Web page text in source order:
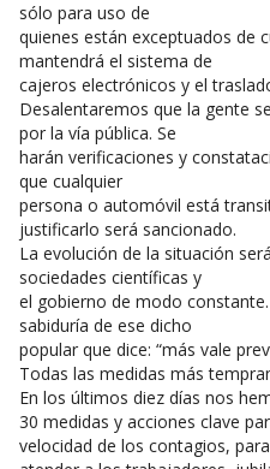
sólo para uso de
quienes están exceptuados de
mantendrá el sistema de
cajeros electrónicos y el
Desalentaremos que la gente
por la vía pública. Se
harán verificaciones y
que cualquier
persona o automóvil está
justificarlo será sancionado.
La evolución de la situación
sociedades científicas y
el gobierno de modo
sabiduría de ese dicho
popular que dice: “más vale
Todas las medidas más
En los últimos diez días nos
30 medidas y acciones clave
velocidad de los contagios,